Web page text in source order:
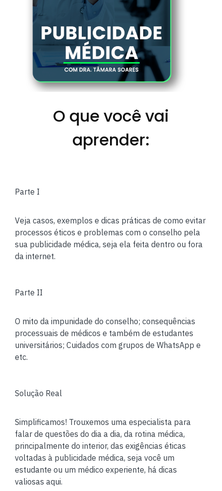
O que você vai
aprender:
Parte I
Veja casos, exemplos e dicas práticas de como evitar
processos éticos e problemas com o conselho pela
sua publicidade médica, seja ela feita dentro ou fora
da internet.
Parte II
O mito da impunidade do conselho; consequências
processuais de médicos e também de estudantes
universitários; Cuidados com grupos de WhatsApp e
etc.
Solução Real
Simplificamos! Trouxemos uma especialista para
falar de questões do dia a dia, da rotina médica,
principalmente do interior, das exigências éticas
voltadas à publicidade médica, seja você um
estudante ou um médico experiente, há dicas
valiosas aqui.